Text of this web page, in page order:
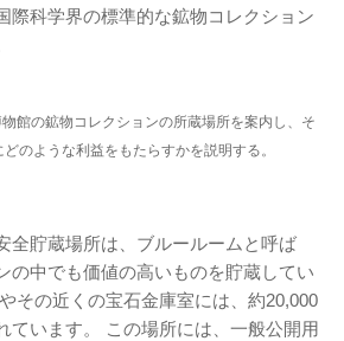
際科学界の標準的な鉱物コレクション
館の鉱物コレクションの所蔵場所を案内し、そ
のような利益をもたらすかを説明する。
全貯蔵場所は、ブルールームと呼ば
の中でも価値の高いものを貯蔵してい
その近くの宝石金庫室には、約20,000
ています。 この場所には、一般公開用